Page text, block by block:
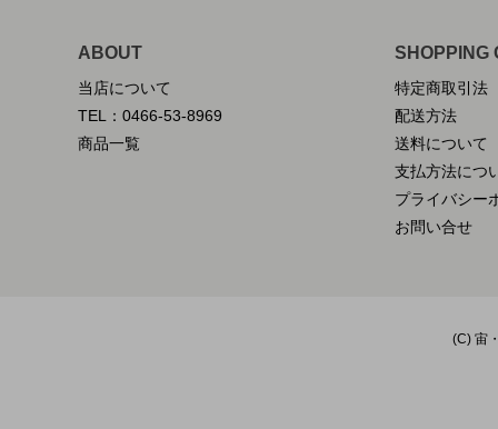
ABOUT
当店について
TEL：0466-53-8969
商品一覧
SHOPPING
特定商取引法
配送方法
送料について
支払方法につ
プライバシー
お問い合せ
(C) 宙